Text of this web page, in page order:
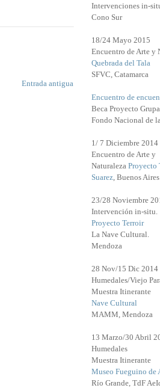
Entrada antigua
Intervenciones in-
Cono Sur
18/24 Mayo 2015
Encuentro de Arte y
Quebrada del Tala
SFVC, Catamarca
Encuentro de
Beca Proyecto
Fondo Nacional de
1/ 7 Diciembre 2014
Encuentro de Arte y
Naturaleza Proyecto
Suarez , Buenos Aires
23/28 Noviembre
Intervención in-situ.
Proyecto Terroir
La Nave Cultural.
Mendoza
28 Nov/15 Dic 2014
Humedales/Viejo
Muestra Itinerante
Nave Cultural
MAMM, Mendoza
13 Marzo/30 Abril
Humedales
Muestra Itinerante
Museo Fueguino de
Río Grande, TdF